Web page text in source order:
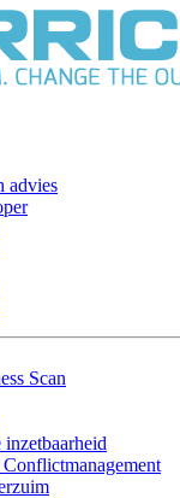
advies
Scan